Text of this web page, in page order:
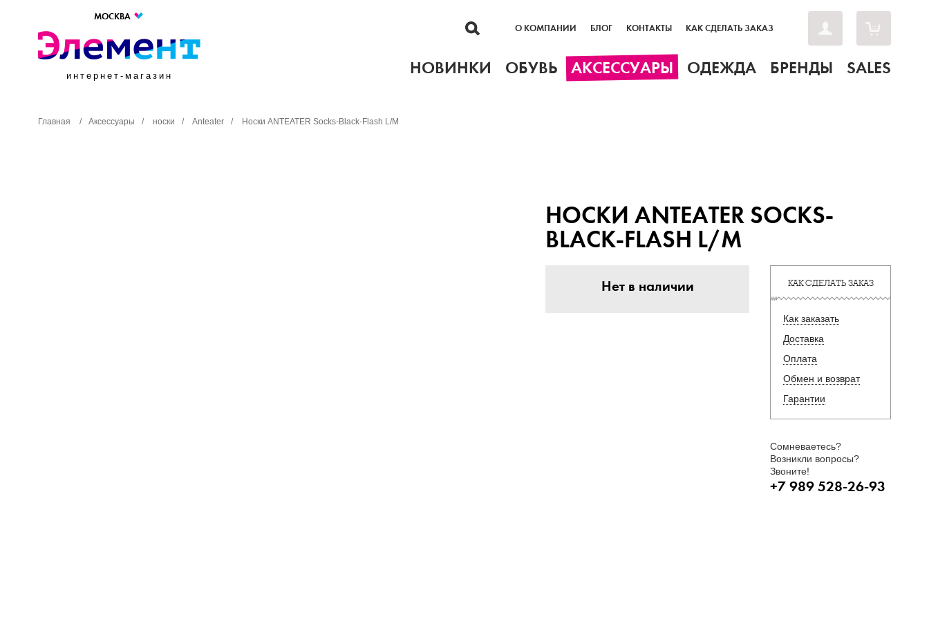
МОСКВА
интернет-магазин
О КОМПАНИИ БЛОГ КОНТАКТЫ КАК СДЕЛАТЬ ЗАКАЗ
НОВИНКИ ОБУВЬ АКСЕССУАРЫ ОДЕЖДА БРЕНДЫ SALES
Главная / Аксессуары / носки / Anteater / Носки ANTEATER Socks-Black-Flash L/M
НОСКИ ANTEATER SOCKS-
BLACK-FLASH L/M
Нет в наличии КАК СДЕЛАТЬ ЗАКАЗ
Как заказать
Доставка
Оплата
Обмен и возврат
Гарантии
Сомневаетесь?
Возникли вопросы?
Звоните!
+7 989 528-26-93